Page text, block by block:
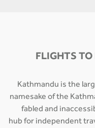
FLIGHTS
Kathmandu is the
namesake of the
fabled and
hub for independent